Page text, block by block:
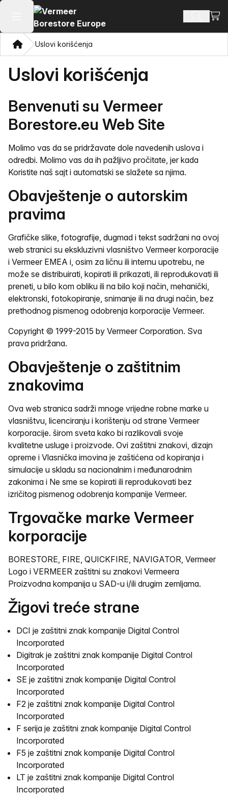
Otvori glavni meni Pretraži
DomUslovi korišćenja
Uslovi korišćenja
Benvenuti su Vermeer
Borestore.eu Web Site
Molimo vas da se pridržavate dole navedenih uslova i
odredbi. Molimo vas da ih pažljivo pročitate, jer kada
Koristite naš sajt i automatski se slažete sa njima.
Obavještenje o autorskim
pravima
Grafičke slike, fotografije, dugmad i tekst sadržani na ovoj
web stranici su ekskluzivni vlasništvo Vermeer korporacije
i Vermeer EMEA i, osim za ličnu ili internu upotrebu, ne
može se distribuirati, kopirati ili prikazati, ili reprodukovati ili
preneti, u bilo kom obliku ili na bilo koji način, mehanički,
elektronski, fotokopiranje, snimanje ili na drugi način, bez
prethodnog pismenog odobrenja korporacije Vermeer.
Copyright © 1999-2015 by Vermeer Corporation. Sva
prava pridržana.
Obavještenje o zaštitnim
znakovima
Ova web stranica sadrži mnoge vrijedne robne marke u
vlasništvu, licenciranju i korištenju od strane Vermeer
korporacije. širom sveta kako bi razlikovali svoje
kvalitetne usluge i proizvode. Ovi zaštitni znakovi, dizajn
opreme i Vlasnička imovina je zaštićena od kopiranja i
simulacije u skladu sa nacionalnim i međunarodnim
zakonima i Ne sme se kopirati ili reprodukovati bez
izričitog pismenog odobrenja kompanije Vermeer.
Trgovačke marke Vermeer
korporacije
BORESTORE, FIRE, QUICKFIRE, NAVIGATOR, Vermeer
Logo i VERMEER zaštitni su znakovi Vermeera
Proizvodna kompanija u SAD-u i/ili drugim zemljama.
Žigovi treće strane
DCI je zaštitni znak kompanije Digital Control
Incorporated
Digitrak je zaštitni znak kompanije Digital Control
Incorporated
SE je zaštitni znak kompanije Digital Control
Incorporated
F2 je zaštitni znak kompanije Digital Control
Incorporated
F serija je zaštitni znak kompanije Digital Control
Incorporated
F5 je zaštitni znak kompanije Digital Control
Incorporated
LT je zaštitni znak kompanije Digital Control
Incorporated